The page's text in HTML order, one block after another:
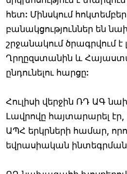
հետ: Մինսկում
բանակցություններ են
շրջանակում ծրագրվում է
Ղրղըզստանին և
ընդունելու հարցը:
Հուլիսի վերջին ՌԴ ԱԳ
Լավրովը հայտարարել
ԱՊՀ երկրների համար,
եվրասիական ինտեգրման